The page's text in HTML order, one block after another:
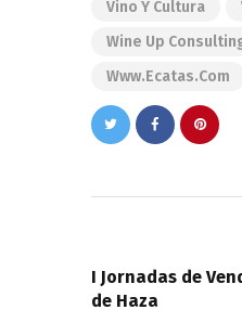
Vino Y Cultura
Wine Up
Www.ecatas.com
entradas
I Jornadas de
de Haza